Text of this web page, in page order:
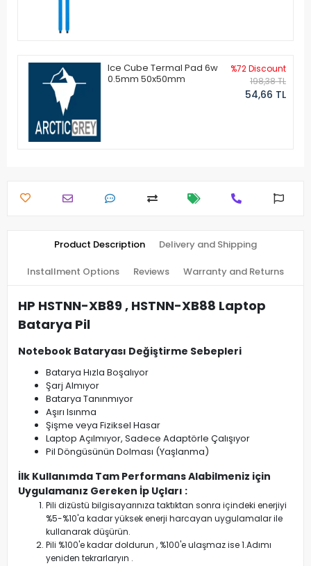
Ice Cube Termal Pad 6w
0.5mm 50x50mm
%72 Discount
198,38 TL
54,66 TL
Product Description Delivery and Shipping
Installment Options Reviews Warranty and Returns
HP HSTNN-XB89 , HSTNN-XB88 Laptop
Batarya Pil
Notebook Bataryası Değiştirme Sebepleri
Batarya Hızla Boşalıyor
Şarj Almıyor
Batarya Tanınmıyor
Aşırı Isınma
Şişme veya Fiziksel Hasar
Laptop Açılmıyor, Sadece Adaptörle Çalışıyor
Pil Döngüsünün Dolması (Yaşlanma)
İlk Kullanımda Tam Performans Alabilmeniz için
Uygulamanız Gereken İp Uçları :
Pili dizüstü bilgisayarınıza taktıktan sonra içindeki enerjiyi
%5-%10'a kadar yüksek enerji harcayan uygulamalar ile
kullanarak düşürün.
Pili %100'e kadar doldurun , %100'e ulaşmaz ise 1.Adımı
yeniden tekrarlaryın .